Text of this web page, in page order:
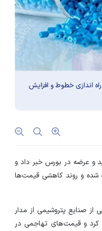
اندازی خطوط و افزایش
و عرضه در بورس خبر داد و
شده و روند کاهشی قیمت‌ها
صنایع پتروشیمی از مدار
کرد و قیمت‌های تهاجمی در